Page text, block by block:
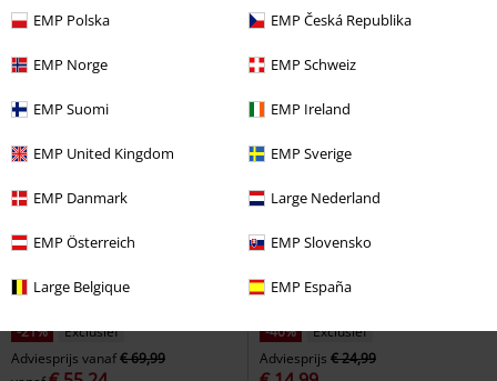
EMP Polska EMP Česká Republika
EMP Norge EMP Schweiz
EMP Suomi EMP Ireland
EMP United Kingdom EMP Sverige
EMP Danmark Large Nederland
EMP Österreich EMP Slovensko
Large Belgique EMP España
Gothicana by EMP Cargobroek
-21%
Exclusief
Adviesprijs vanaf€ 69,99
-40%
Exclusief
Adviesprijs € 24,99